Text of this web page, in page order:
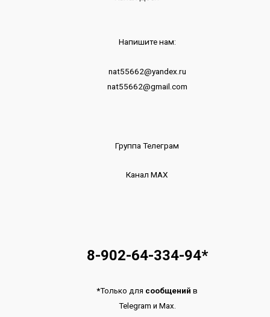
Напишите нам:
nat55662@yandex.ru
nat55662@gmail.com
Группа Телеграм
Канал МАХ
8-902-64-334-94*
*Только для сообщений в
Telegram и Max.